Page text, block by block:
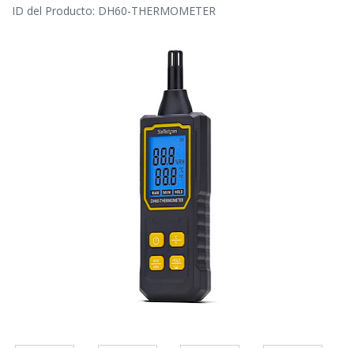
ID del Producto: DH60-THERMOMETER